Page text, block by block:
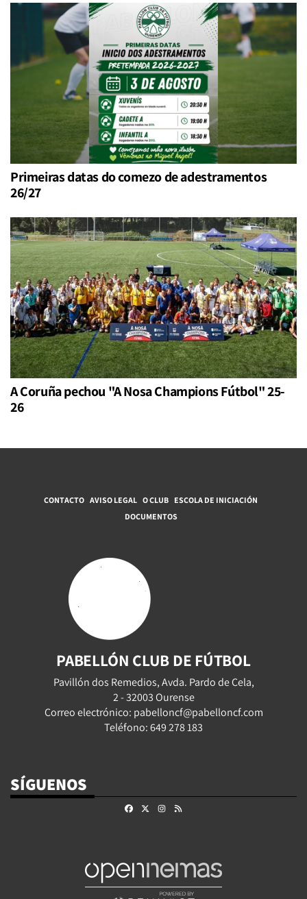
Primeiras datas do comezo de adestramentos
26/27
A Coruña pechou "A Nosa Champions Fútbol" 25-
26
CONTACTO AVISO LEGAL O CLUB ESCOLA DE INICIACIÓN
DOCUMENTOS
PABELLÓN CLUB DE FÚTBOL
Pavillón dos Remedios, Avda. Pardo de Cela,
2 - 32003 Ourense
Correo electrónico: pabelloncf@pabelloncf.com
Teléfono: 649 278 183
SÍGUENOS
FacebookInstagram